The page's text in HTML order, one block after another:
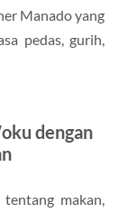
Manado yang
pedas, gurih,
dengan
makan,